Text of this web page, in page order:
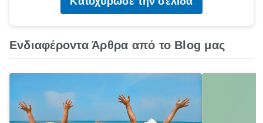
Ενδιαφέροντα Άρθρα από το Blog μας